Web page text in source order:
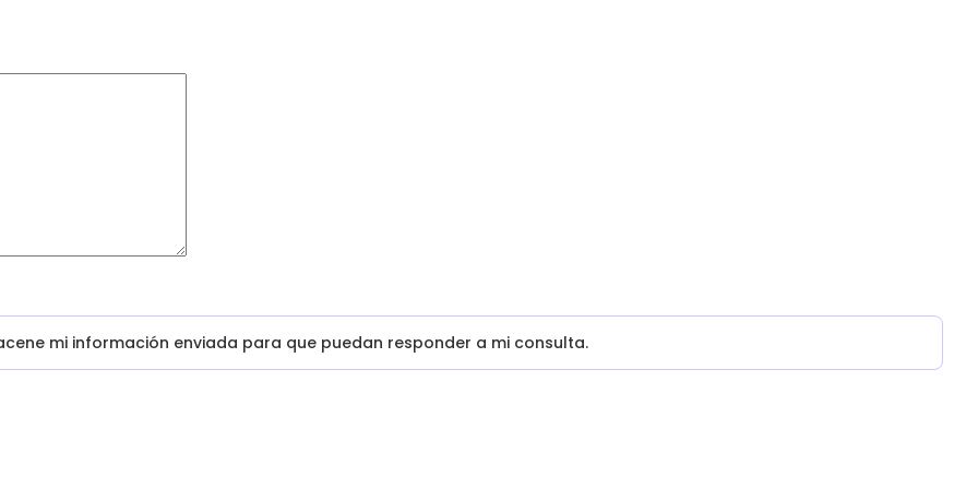
mi información enviada para que puedan responder a mi consulta.